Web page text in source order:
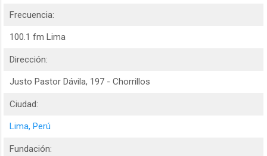
Frecuencia:
100.1 fm Lima
Dirección:
Justo Pastor Dávila, 197 - Chorrillos
Ciudad:
Lima, Perú
Fundación: